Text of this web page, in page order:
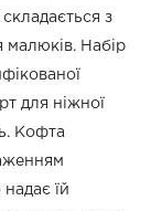
з
малюків. Набір
для ніжної
Кофта
їй